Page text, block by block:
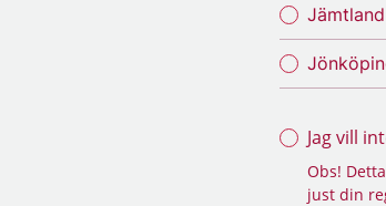
Jag vill
Obs!
just din